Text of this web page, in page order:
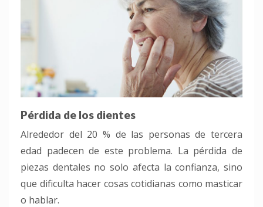
Pérdida de los dientes
Alrededor del 20 % de las personas de tercera
edad padecen de este problema. La pérdida de
piezas dentales no solo afecta la confianza, sino
que dificulta hacer cosas cotidianas como masticar
o hablar.